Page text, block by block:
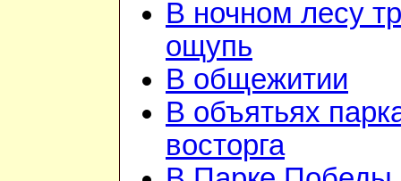
В ночном лесу
ощупь
В общежитии
В объятьях
восторга